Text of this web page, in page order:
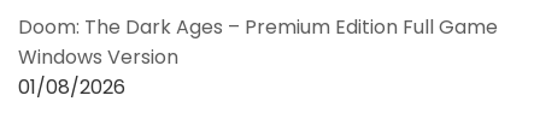
Doom: The Dark Ages – Premium Edition Full Game
Windows Version
01/08/2026